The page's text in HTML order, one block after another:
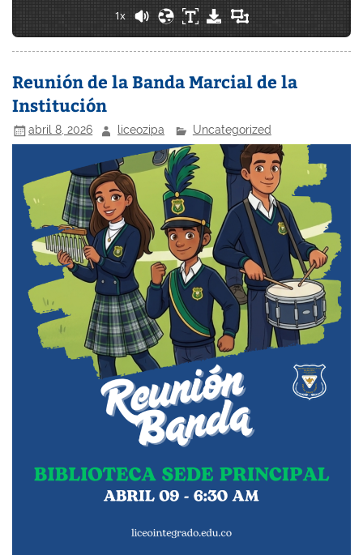
1x
Reunión de la Banda Marcial de la
Institución
abril 8, 2026 liceozipa Uncategorized